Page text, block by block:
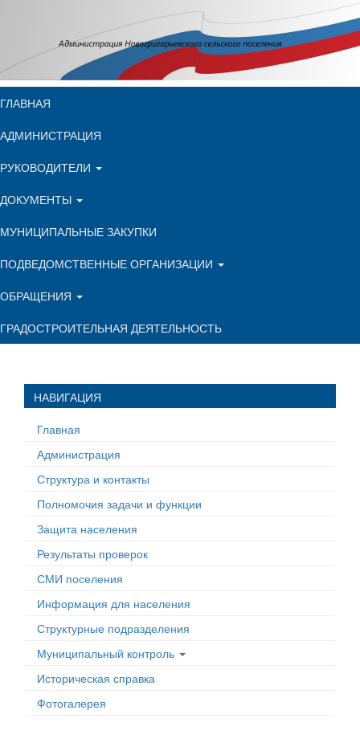
ГЛАВНАЯ
АДМИНИСТРАЦИЯ
РУКОВОДИТЕЛИ
ДОКУМЕНТЫ
МУНИЦИПАЛЬНЫЕ ЗАКУПКИ
ПОДВЕДОМСТВЕННЫЕ ОРГАНИЗАЦИИ
ОБРАЩЕНИЯ
ГРАДОСТРОИТЕЛЬНАЯ ДЕЯТЕЛЬНОСТЬ
НАВИГАЦИЯ
Главная
Администрация
Структура и контакты
Полномочия задачи и функции
Защита населения
Результаты проверок
СМИ поселения
Информация для населения
Структурные подразделения
Муниципальный контроль
Историческая справка
Фотогалерея